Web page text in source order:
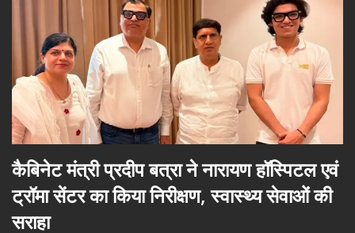
कैबिनेट मंत्री प्रदीप बत्रा ने नारायण हॉस्पिटल एवं
ट्रॉमा सेंटर का किया निरीक्षण, स्वास्थ्य सेवाओं की
सराहा